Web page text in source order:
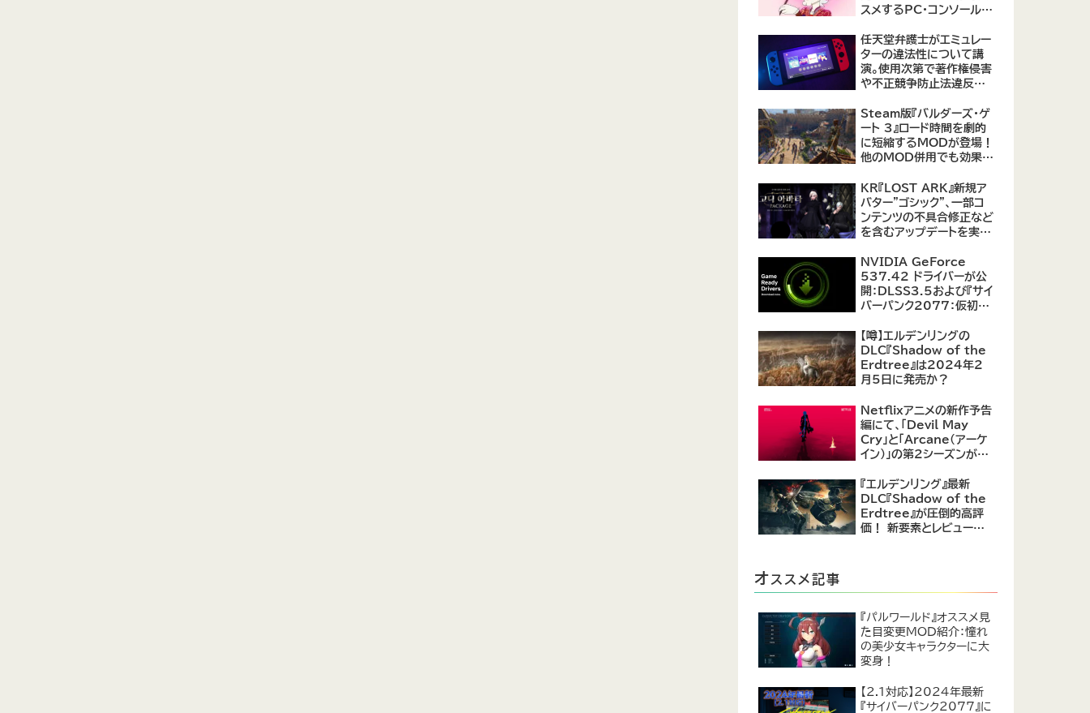
スメするPC・コンソール向
任天堂弁護士がエミュレー
ターの違法性について講
演。使用次第で著作権侵害
や不正競争防止法違反に
Steam版『バルダーズ・ゲ
ート 3』ロード時間を劇的
に短縮するMODが登場！
他のMOD併用でも効果を
価
KR『LOST ARK』新規ア
バター"ゴシック"、一部コ
ンテンツの不具合修正など
を含むアップデートを実
NVIDIA GeForce
537.42 ドライバーが公
開：DLSS3.5および『サイ
バーパンク2077：仮初め
【噂】エルデンリングの
DLC『Shadow of the
Erdtree』は2024年2
月5日に発売か？
Netflixアニメの新作予告
編にて、「Devil May
Cry」と「Arcane（アーケ
イン）」の第2シーズンが紹
『エルデンリング』最新
DLC『Shadow of the
Erdtree』が圧倒的高評
価！ 新要素とレビューま
オ ススメ記事
『パルワールド』オススメ見
た目変更MOD紹介：憧れ
の美少女キャラクターに大
変身！
【2.1対応】2024年最新
『サイバーパンク2077』に